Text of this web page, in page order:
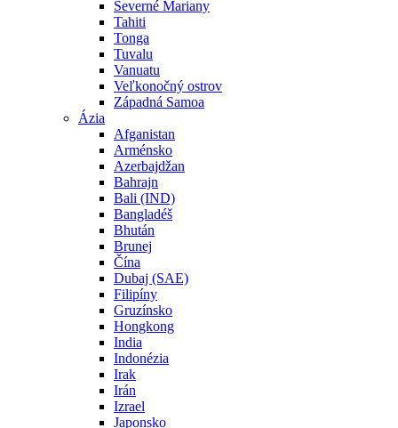
Severné Mariany
Tahiti
Tonga
Tuvalu
Vanuatu
Veľkonočný ostrov
Západná Samoa
Ázia
Afganistan
Arménsko
Azerbajdžan
Bahrajn
Bali (IND)
Bangladéš
Bhután
Brunej
Čína
Dubaj (SAE)
Filipíny
Gruzínsko
Hongkong
India
Indonézia
Irak
Irán
Izrael
Japonsko